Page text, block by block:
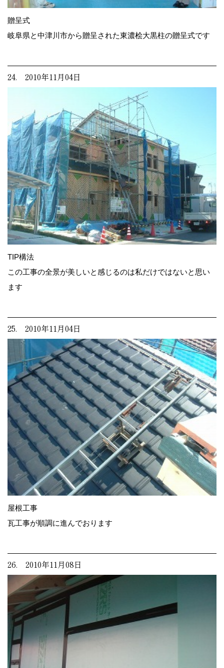
贈呈式
岐阜県と中津川市から贈呈された東濃桧大黒柱の贈呈式です
24. 2010年11月04日
TIP構法
この工事の全景が美しいと感じるのは私だけではないと思い
ます
25. 2010年11月04日
屋根工事
瓦工事が順調に進んでおります
26. 2010年11月08日